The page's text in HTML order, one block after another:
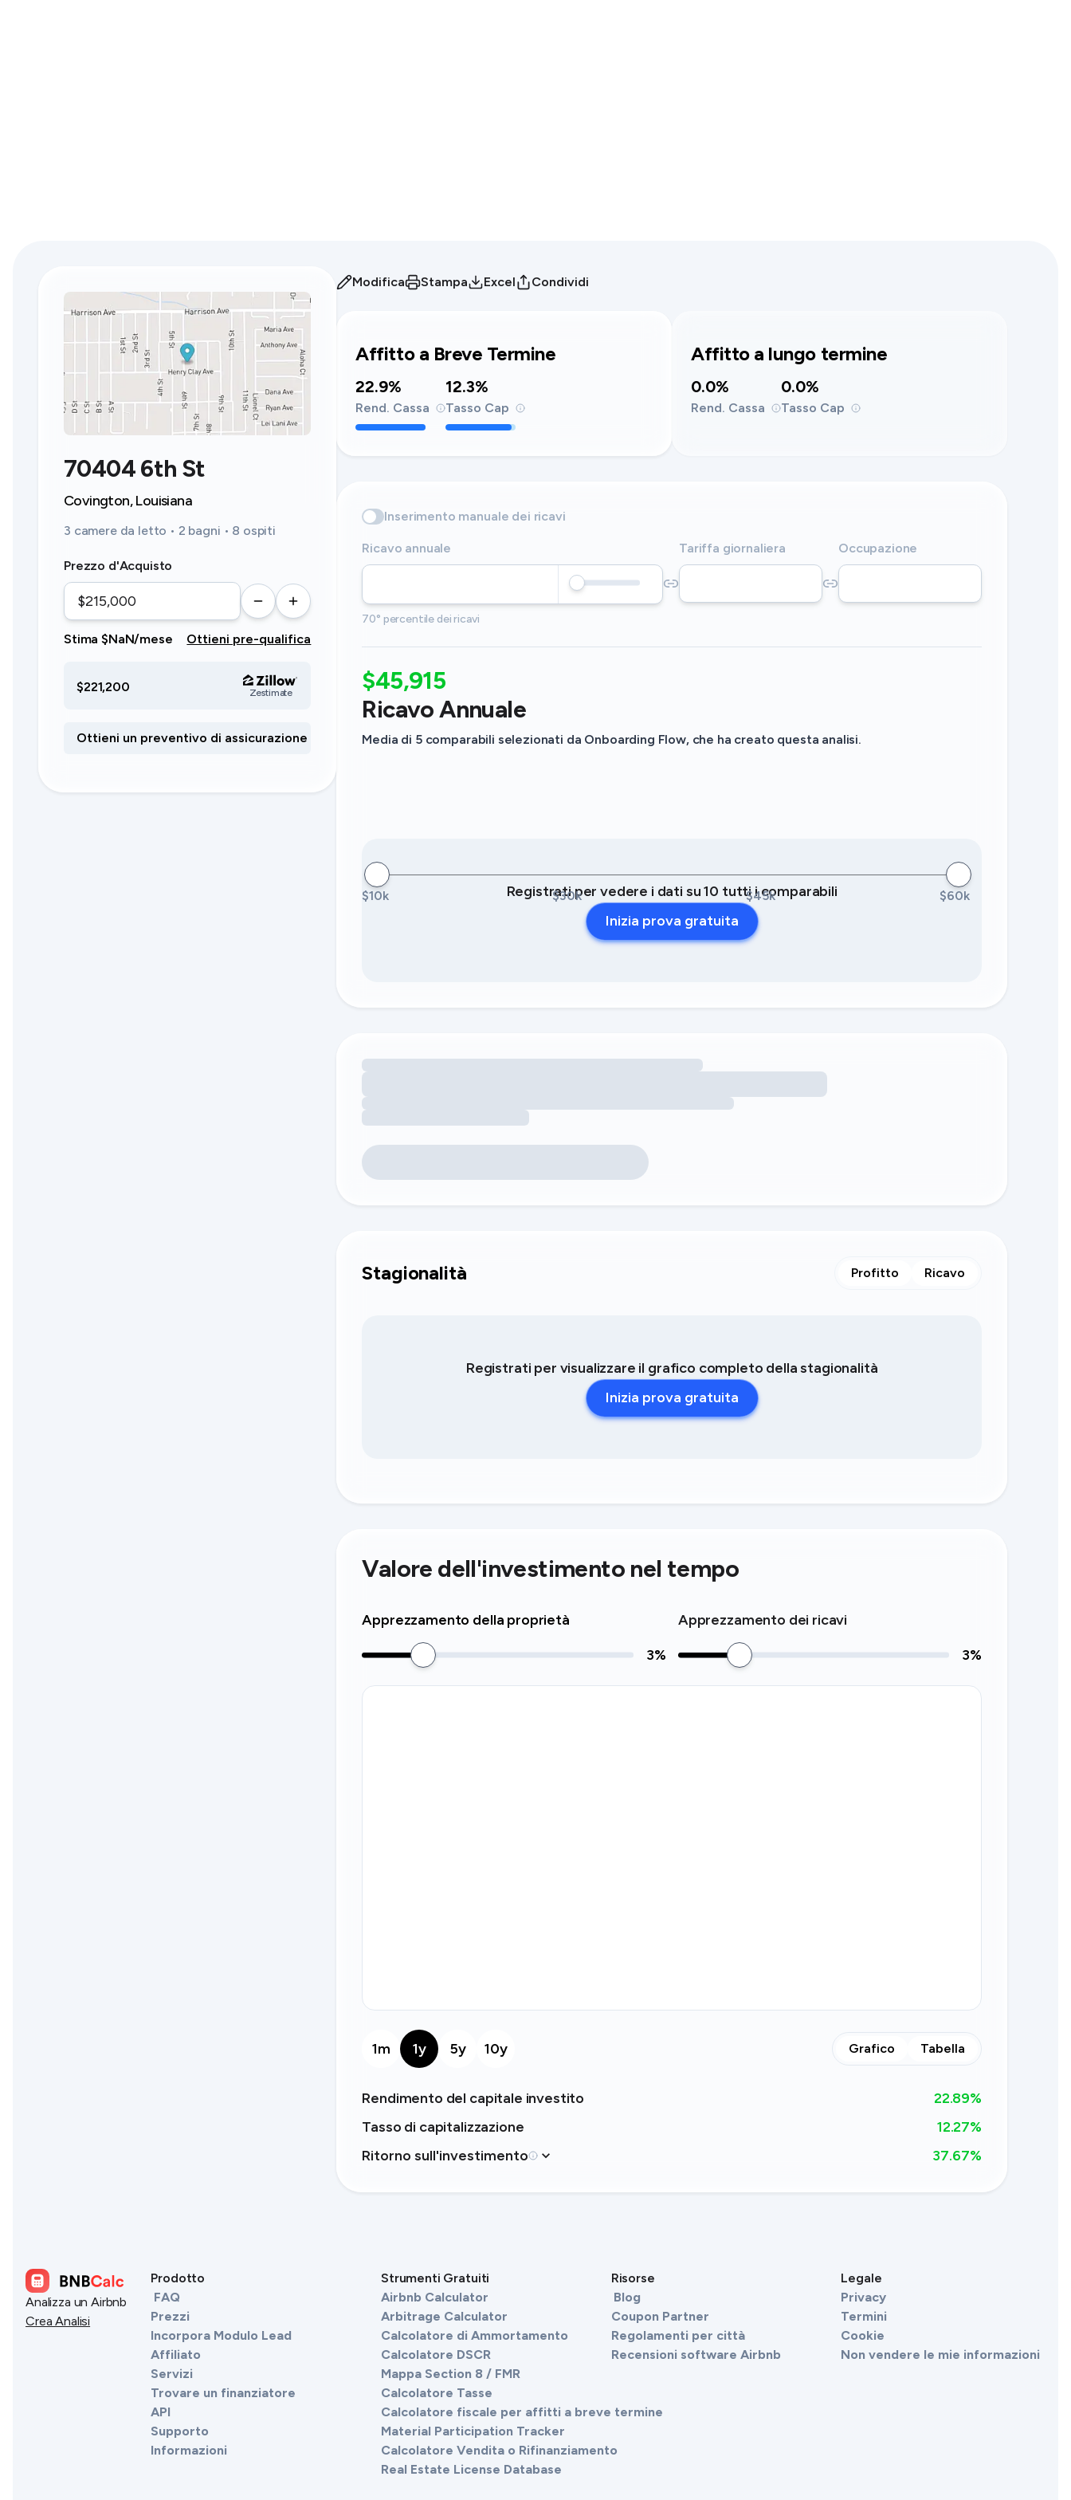
70404 6th St
Covington, Louisiana
3 camere da letto • 2 bagni • 8 ospiti
Prezzo d'Acquisto
Stima $NaN/mese Ottieni pre-qualifica
$221,200 Zestimate
Modifica Stampa Excel Condividi
Affitto a Breve Termine
22.9%
Rend. Cassa
12.3%
Tasso Cap
Affitto a lungo termine
0.0%
Rend. Cassa
0.0%
Tasso Cap
Inserimento manuale dei ricavi
Ricavo annuale Tariffa giornaliera Occupazione
70° percentile dei ricavi
$45,915
Ricavo Annuale
Media di 5 comparabili selezionati da Onboarding Flow, che ha creato questa analisi.
$10k $30k $45k $60k
Registrati per vedere i dati su 10 tutti i comparabili
Inizia prova gratuita
Caricamento delle opportunità di ricavo legate ai servizi
Stagionalità Profitto Ricavo
Registrati per visualizzare il grafico completo della stagionalità
Inizia prova gratuita
Valore dell'investimento nel tempo
Apprezzamento della proprietà
3%
Apprezzamento dei ricavi
3%
1m 1y 5y 10y Grafico Tabella
Rendimento del capitale investito 22.89%
Tasso di capitalizzazione
12.27%
Ritorno sull'investimento
37.67%
Analizza un Airbnb
Crea Analisi
Prodotto
FAQ
Prezzi
Incorpora Modulo Lead
Affiliato
Servizi
Trovare un finanziatore
API
Supporto
Informazioni
Strumenti Gratuiti
Airbnb Calculator
Arbitrage Calculator
Calcolatore di Ammortamento
Calcolatore DSCR
Mappa Section 8 / FMR
Calcolatore Tasse
Calcolatore fiscale per affitti a breve termine
Material Participation Tracker
Calcolatore Vendita o Rifinanziamento
Real Estate License Database
Risorse
Blog
Coupon Partner
Regolamenti per città
Recensioni software Airbnb
Legale
Privacy
Termini
Cookie
Non vendere le mie informazioni